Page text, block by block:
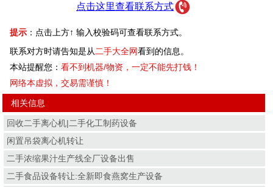
点击这里查看联系方式
提示 ：点击上方↑ 输入校验码可查看联系方式。
联系对方时请告知是从 二手大全网看到的信息。
本站提醒您：看不到机器/物资，一定不能先打钱！
网络本虚拟，交易需谨慎！
相关信息
回收二手离心机|二手化工制药设备
闲置吊袋离心机转让
二手浓缩果汁生产线全厂设备出售
二手食品设备转让:全新即食燕窝生产设备